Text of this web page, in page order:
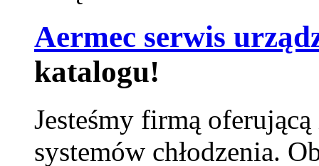
Aermec serwis
katalogu!
Jesteśmy firmą
systemów chłodzenia.